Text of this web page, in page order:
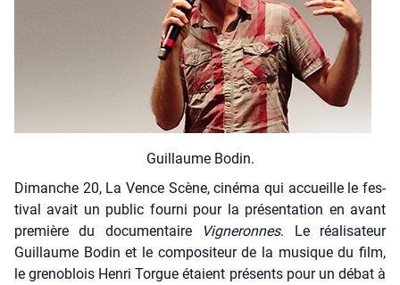
Guillaume Bodin.
Dimanche 20, La Vence Scène, ciné­ma qui accueille le fes­
ti­val avait un public four­ni pour la pré­sen­ta­tion en avant
pre­mière du docu­men­taire
Vigne­ronnes. Le réa­li­sa­teur
Guillaume Bodin et le com­po­si­teur de la musique du film,
le gre­no­blois Hen­ri Torgue étaient pré­sents pour un débat à